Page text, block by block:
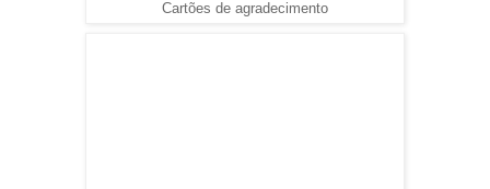
Cartões de agradecimento